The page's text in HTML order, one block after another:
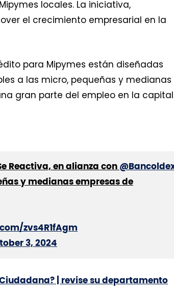
locales. La iniciativa,
el crecimiento empresarial en la
para Mipymes están diseñadas
a las micro, pequeñas y medianas
gran parte del empleo en la
Reactiva, en alianza con
y medianas empresas de
zvs4R1fAgm
3, 2024
| revise su departamento